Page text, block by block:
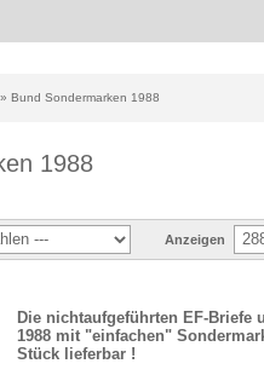
» Bund Sondermarken 1988
1988
Anzeigen
Die nichtaufgeführten EF-Briefe
1988 mit "einfachen"
Stück lieferbar !